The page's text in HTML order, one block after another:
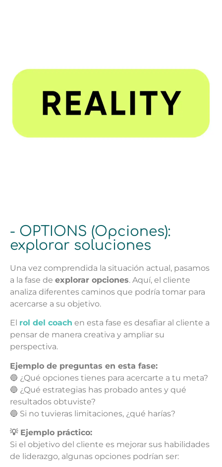
- OPTIONS (Opciones):
explorar soluciones
Una vez comprendida la situación actual, pasamos
a la fase de explorar opciones. Aquí, el cliente
analiza diferentes caminos que podría tomar para
acercarse a su objetivo.
El rol del coach en esta fase es desafiar al cliente a
pensar de manera creativa y ampliar su
perspectiva.
Ejemplo de preguntas en esta fase:
🔵 ¿Qué opciones tienes para acercarte a tu meta?
🔵 ¿Qué estrategias has probado antes y qué
resultados obtuviste?
🔵 Si no tuvieras limitaciones, ¿qué harías?
💡 Ejemplo práctico:
Si el objetivo del cliente es mejorar sus habilidades
de liderazgo, algunas opciones podrían ser: